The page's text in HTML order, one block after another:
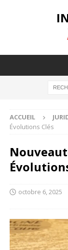
ACCUEIL
Évolutions Clés
octobre 6, 2025